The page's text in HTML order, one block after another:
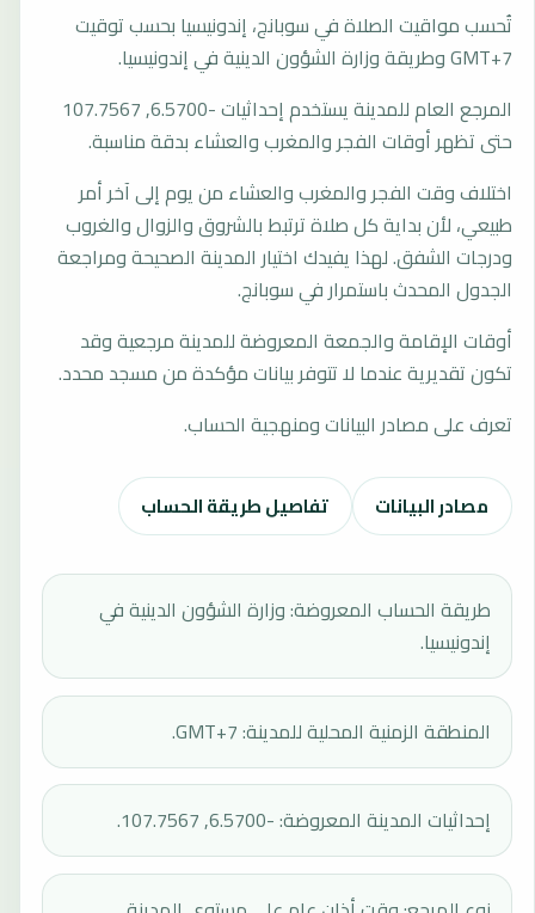
تُحسب مواقيت الصلاة في سوبانج، إندونيسيا بحسب توقيت
GMT+7 وطريقة وزارة الشؤون الدينية في إندونيسيا.
المرجع العام للمدينة يستخدم إحداثيات -6.5700, 107.7567
حتى تظهر أوقات الفجر والمغرب والعشاء بدقة مناسبة.
اختلاف وقت الفجر والمغرب والعشاء من يوم إلى آخر أمر
طبيعي، لأن بداية كل صلاة ترتبط بالشروق والزوال والغروب
ودرجات الشفق. لهذا يفيدك اختيار المدينة الصحيحة ومراجعة
الجدول المحدث باستمرار في سوبانج.
أوقات الإقامة والجمعة المعروضة للمدينة مرجعية وقد
تكون تقديرية عندما لا تتوفر بيانات مؤكدة من مسجد محدد.
تعرف على مصادر البيانات ومنهجية الحساب.
مصادر البيانات تفاصيل طريقة الحساب
طريقة الحساب المعروضة: وزارة الشؤون الدينية في
إندونيسيا.
المنطقة الزمنية المحلية للمدينة: GMT+7.
إحداثيات المدينة المعروضة: -6.5700, 107.7567.